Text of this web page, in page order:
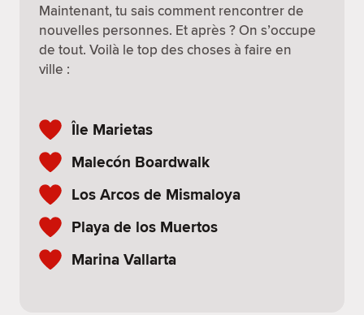
Maintenant, tu sais comment rencontrer de
nouvelles personnes. Et après ? On s’occupe
de tout. Voilà le top des choses à faire en
ville :
Île Marietas
Malecón Boardwalk
Los Arcos de Mismaloya
Playa de los Muertos
Marina Vallarta